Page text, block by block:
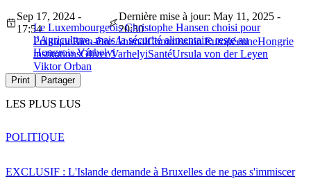
Le Luxembourgeois Christophe Hansen choisi pour
l’Agriculture, mais la sécurité alimentaire reste au
Hongrois Várhelyi
Sep 17, 2024 -
17:54
Dernière mise à jour: May 11, 2025 -
20:30
PolitiqueBien-être AnimalCommission EuropéenneHongrie
institutionsOliver VarhelyiSantéUrsula von der Leyen
Viktor Orban
Print Partager
LES PLUS LUS
EXCLUSIF : L'Islande demande à Bruxelles de ne pas s'immiscer
POLITIQUE